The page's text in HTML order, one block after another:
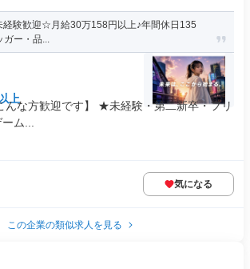
経験歓迎☆月給30万158円以上♪年間休日135
ガー・品...
上
んな方歓迎です】 ★未経験・第二新卒・フリ
ム...
気になる
この企業の類似求人を見る